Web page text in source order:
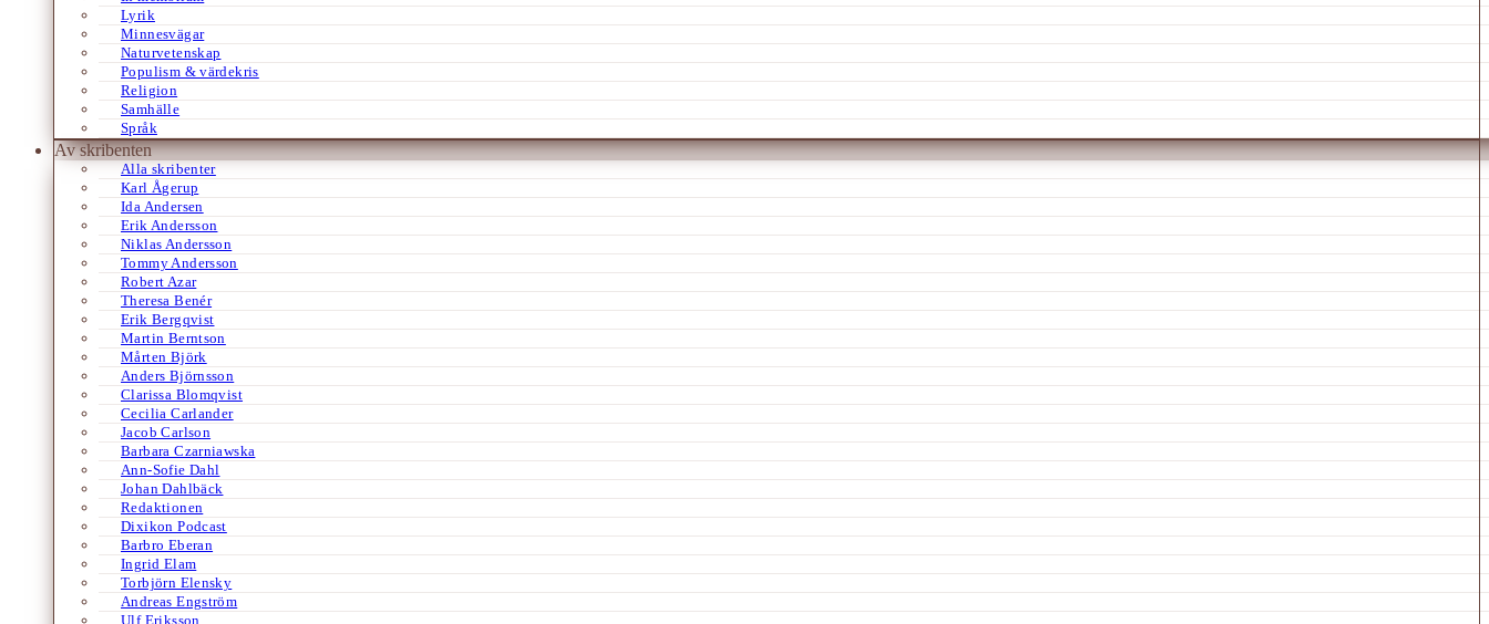
Lyrik
Minnesvägar
Naturvetenskap
Populism & värdekris
Religion
Samhälle
Språk
Av skribenten
Alla skribenter
Karl Ågerup
Ida Andersen
Erik Andersson
Niklas Andersson
Tommy Andersson
Robert Azar
Theresa Benér
Erik Bergqvist
Martin Berntson
Mårten Björk
Anders Björnsson
Clarissa Blomqvist
Cecilia Carlander
Jacob Carlson
Barbara Czarniawska
Ann-Sofie Dahl
Johan Dahlbäck
Redaktionen
Dixikon Podcast
Barbro Eberan
Ingrid Elam
Torbjörn Elensky
Andreas Engström
Ulf Eriksson